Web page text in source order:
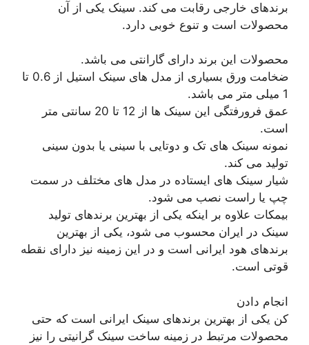
برندهای خارجی رقابت می کند. سینک یکی از آن
محصولات است و تنوع خوبی دارد.
محصولات این برند دارای گارانتی می باشد.
ضخامت ورق بسیاری از مدل های سینک استیل از 0.6 تا
1 میلی متر می باشد.
عمق فرورفتگی این سینک ها از 12 تا 20 سانتی متر
است.
نمونه سینک های تک و دوتایی با سینی یا بدون سینی
تولید می کند.
شیار سینک های ایستاده در مدل های مختلف در سمت
چپ یا راست نصب می شود.
بیمکات علاوه بر اینکه یکی از بهترین برندهای تولید
سینک در ایران محسوب می شود، یکی از بهترین
برندهای هود ایرانی است و در این زمینه نیز دارای نقطه
قوتی است.
انجام دادن
کن یکی از بهترین برندهای سینک ایرانی است که حتی
محصولات مرتبط در زمینه ساخت سینک گرانیتی را نیز